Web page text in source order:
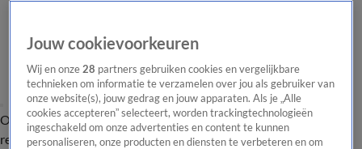
Overzicht Laatste nieuws Regionieuws Het beste van Hart
Tip de
redactie
Jouw cookievoorkeuren
Wij en onze28 partners gebruiken cookies en vergelijkbare
technieken om informatie te verzamelen over jou als gebruiker van
onze website(s), jouw gedrag en jouw apparaten. Als je „Alle
cookies accepteren” selecteert, worden trackingtechnologieën
ingeschakeld om onze advertenties en content te kunnen
personaliseren, onze producten en diensten te verbeteren en om